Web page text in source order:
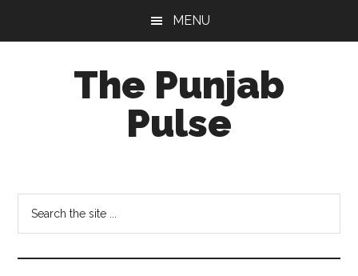
MENU
The Punjab
Pulse
Socio-
Cultural
Studies